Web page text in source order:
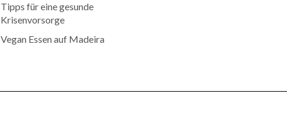
Tipps für eine gesunde
Krisenvorsorge
Vegan Essen auf Madeira